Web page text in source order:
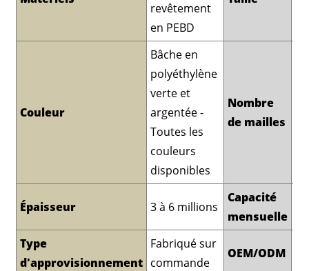
revêtement
en PEBD
Couleur
Bâche en
polyéthylène
verte et
argentée -
Toutes les
couleurs
disponibles
Nombre
de mailles
Épaisseur 3 à 6 millions
Capacité
mensuelle
Type
d'approvisionnement
Fabriqué sur
commande
OEM/ODM